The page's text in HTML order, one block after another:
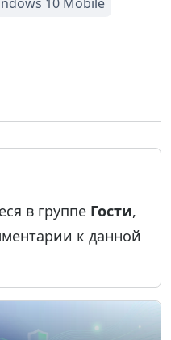
в группе Гости,
к данной